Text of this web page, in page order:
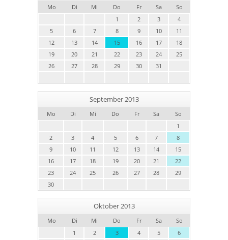
Mo Di Mi Do Fr Sa
So
1
2 3
4
5
6 7 8 9 10
11
12
13 14 15 16 17
18
19
20 21 22 23 24
25
26
27 28 29 30 31
September 2013
Mo Di Mi Do Fr Sa
So
1
2
3 4 5 6 7
8
9
10 11 12 13 14
15
16
17 18 19 20 21
22
23
24 25 26 27 28
29
30
Oktober 2013
Mo Di Mi Do Fr Sa
So
1
2 3 4 5 6